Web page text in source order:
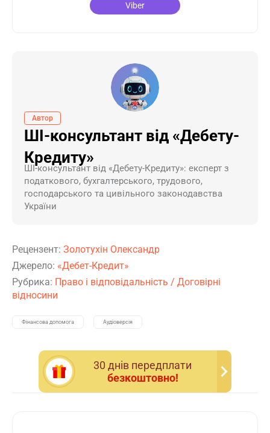
Viber
Автор
ШІ-консультант від «Дебету-
Кредиту»
ШI-консультант від «Дебету-Кредиту»: експерт з
податкового, бухгалтерського, трудового,
господарського та цивільного законодавства
України
Рецензент: Золотухін Олександр
Джерело: «Дебет-Кредит»
Рубрика: Право і відповідальність / Договірні
відносини
Фінансова допомога Аудіоверсія
30 днiв передплати
безкоштовно!